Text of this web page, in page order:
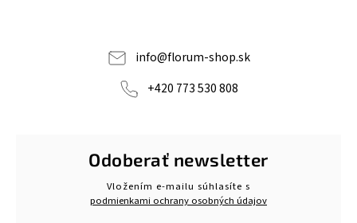
info@florum-shop.sk
+420 773 530 808
Odoberať newsletter
Vložením e-mailu súhlasíte s
podmienkami ochrany osobných údajov